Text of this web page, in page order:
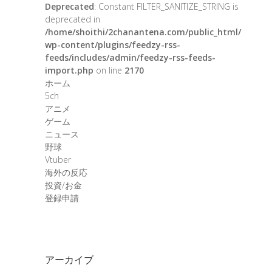
Deprecated: Constant FILTER_SANITIZE_STRING is
deprecated in
/home/shoithi/2chanantena.com/public_html/
wp-content/plugins/feedzy-rss-
feeds/includes/admin/feedzy-rss-feeds-
import.php on line 2170
ホーム
5ch
アニメ
ゲーム
ニュース
野球
Vtuber
海外の反応
投資/お金
登録申請
アーカイブ